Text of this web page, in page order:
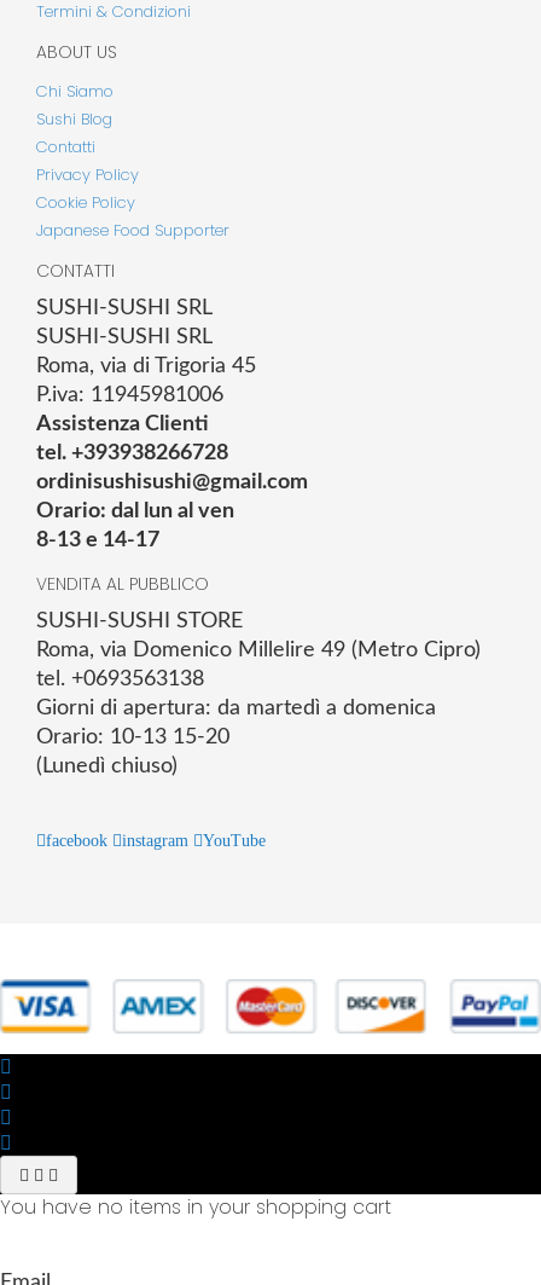
Termini & Condizioni
ABOUT US
Chi Siamo
Sushi Blog
Contatti
Privacy Policy
Cookie Policy
Japanese Food Supporter
CONTATTI
SUSHI-SUSHI SRL
SUSHI-SUSHI SRL
Roma, via di Trigoria 45
P.iva: 11945981006
Assistenza Clienti
tel. +393938266728
ordinisushisushi@gmail.com
Orario: dal lun al ven
8-13 e 14-17
VENDITA AL PUBBLICO
SUSHI-SUSHI STORE
Roma, via Domenico Millelire 49 (Metro Cipro)
tel. +0693563138
Giorni di apertura: da martedì a domenica
Orario: 10-13 15-20
(Lunedì chiuso)
facebook instagram YouTube
You have no items in your shopping cart